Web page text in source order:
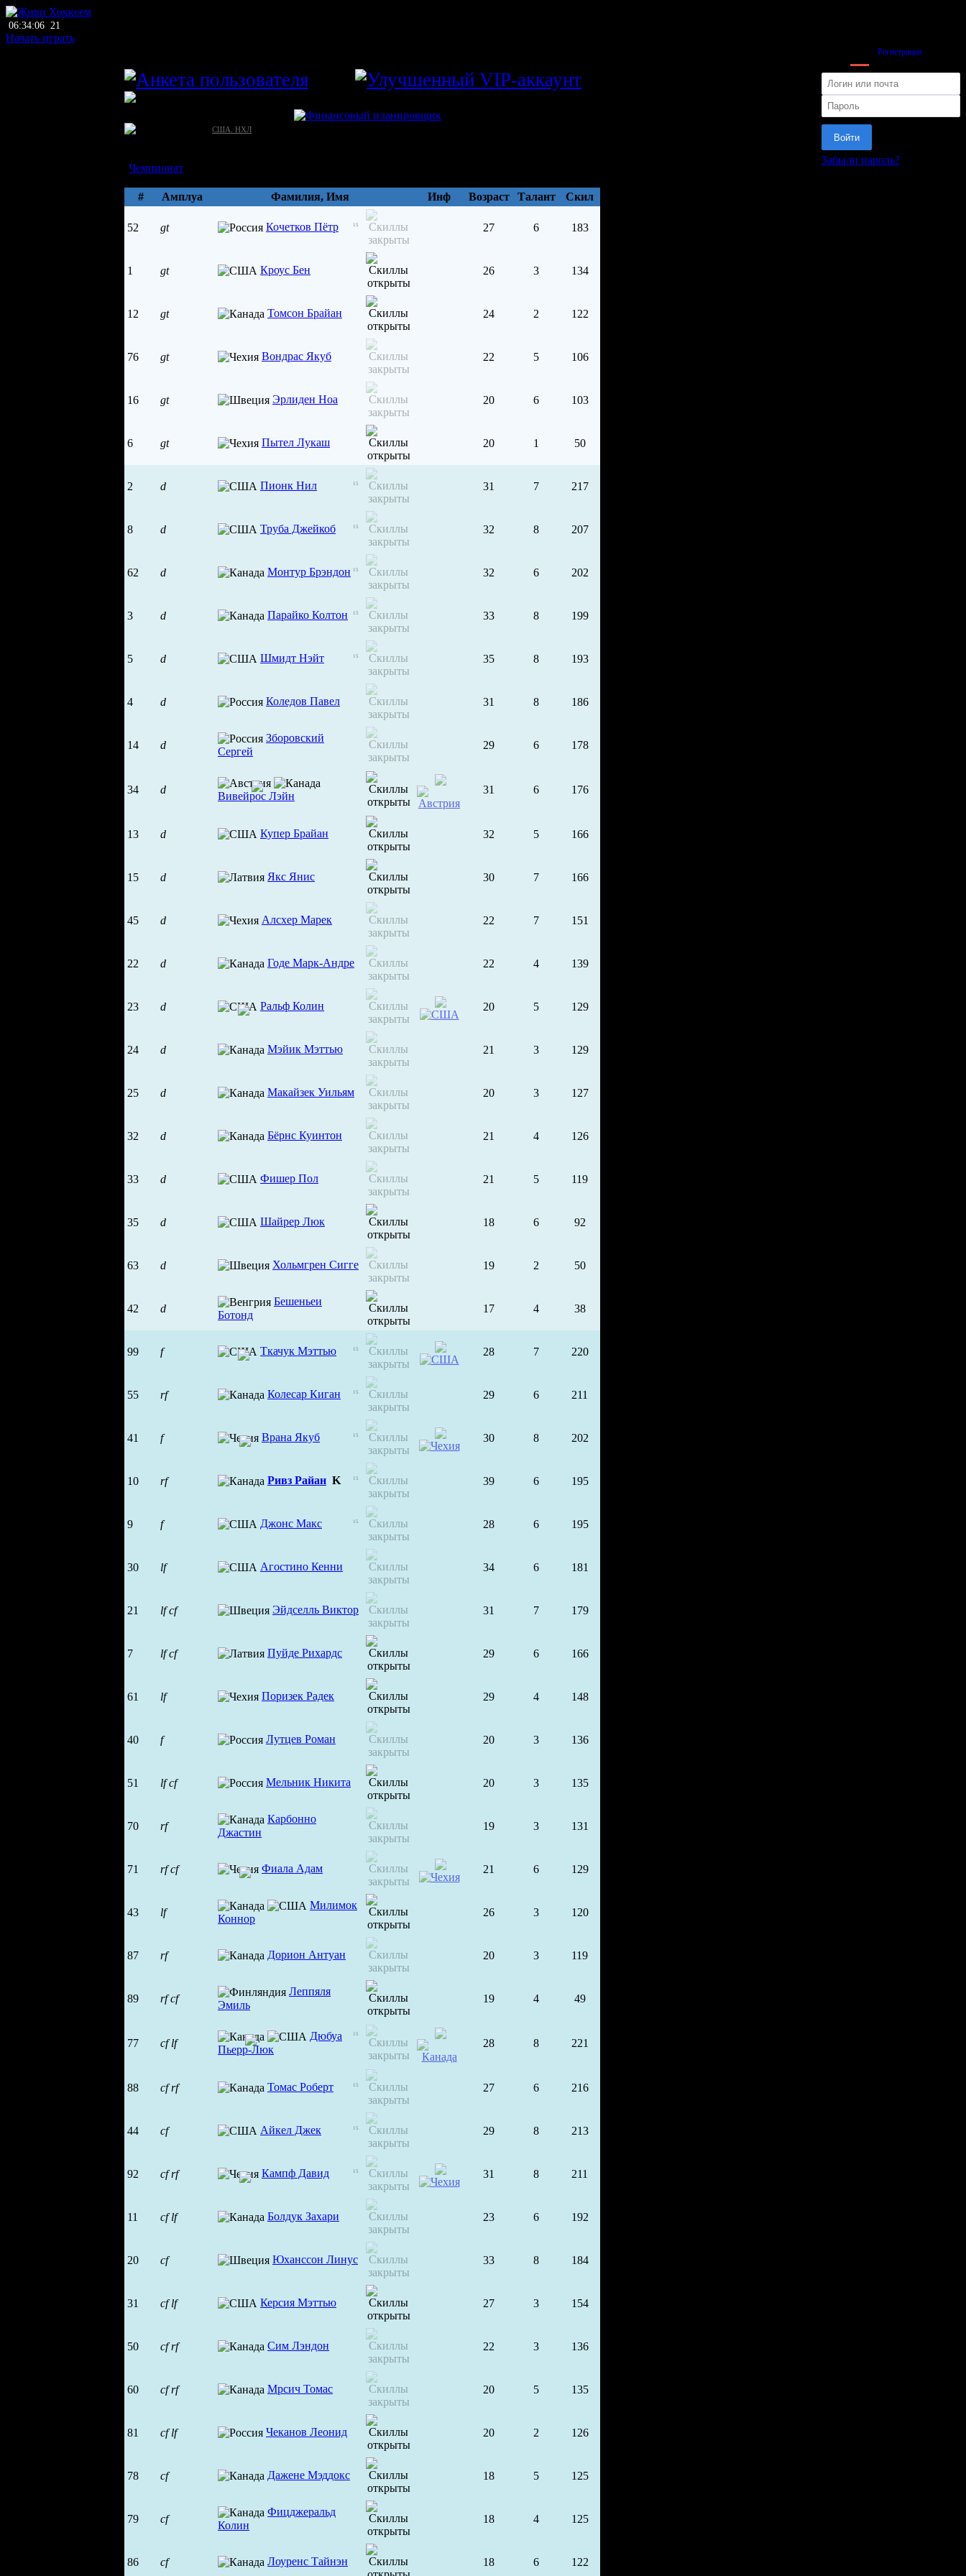
06:34:06 21
Начать играть
Регистрация
Войти
Забыли пароль?
США. НХЛ
Чемпионат
#
Амплуа Фамилия, Имя Инф Возраст Талант Cкил
52 gt 15
Кочетков Пётр 27 6 183
1 gt Кроус Бен 26 3 134
12 gt Томсон Брайан 24 2 122
76 gt Вондрас Якуб 22 5 106
16 gt Эрлиден Ноа 20 6 103
6 gt Пытел Лукаш 20 1 50
2 d 15
Пионк Нил 31 7 217
8 d 15
Труба Джейкоб 32 8 207
62 d 15
Монтур Брэндон 32 6 202
3 d 15
Парайко Колтон 33 8 199
5 d 15
Шмидт Нэйт 35 8 193
4 d Коледов Павел 31 8 186
14 d
Зборовский
Сергей
29 6 178
34 d
Вивейрос Лэйн
31 6 176
13 d Купер Брайан 32 5 166
15 d Якс Янис 30 7 166
45 d Алсхер Марек 22 7 151
22 d Годе Марк-Андре 22 4 139
23 d Ральф Колин 20 5 129
24 d Мэйик Мэттью 21 3 129
25 d Макайзек Уильям 20 3 127
32 d Бёрнс Куинтон 21 4 126
33 d Фишер Пол 21 5 119
35 d Шайрер Люк 18 6 92
63 d Хольмгрен Сигге 19 2 50
42 d
Бешеньеи
Ботонд
17 4 38
99 f 15
Ткачук Мэттью 28 7 220
55 rf 15
Колесар Киган 29 6 211
41 f 15
Врана Якуб 30 8 202
10 rf 15
Ривз Райан K 39 6 195
9 f 15
Джонс Макс 28 6 195
30 lf Агостино Кенни 34 6 181
21 lf cf Эйдселль Виктор 31 7 179
7 lf cf Пуйде Рихардс 29 6 166
61 lf Поризек Радек 29 4 148
40 f Лутцев Роман 20 3 136
51 lf cf Мельник Никита 20 3 135
70 rf
Карбонно
Джастин
19 3 131
71 rf cf Фиала Адам 21 6 129
43 lf
Милимок
Коннор
26 3 120
87 rf Дорион Антуан 20 3 119
89 rf cf
Леппяля
Эмиль
19 4 49
77 cf lf
15
Дюбуа
Пьерр-Люк
28 8 221
88 cf rf 15
Томас Роберт 27 6 216
44 cf 15
Айкел Джек 29 8 213
92 cf rf 15
Кампф Давид 31 8 211
11 cf lf Болдук Захари 23 6 192
20 cf Юханссон Линус 33 8 184
31 cf lf Керсия Мэттью 27 3 154
50 cf rf Сим Лэндон 22 3 136
60 cf rf Мрсич Томас 20 5 135
81 cf lf Чеканов Леонид 20 2 126
78 cf Дажене Мэддокс 18 5 125
79 cf
Фицджеральд
Колин
18 4 125
86 cf Лоуренс Тайнэн 18 6 122